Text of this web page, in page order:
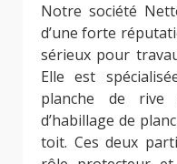
Notre société
d’une forte
sérieux pour
Elle est
planche de
d’habillage de
toit. Ces deux